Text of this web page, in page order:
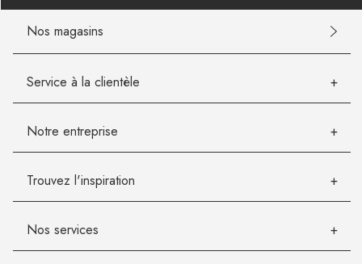
Nos magasins
Service à la clientèle
Notre entreprise
Trouvez l'inspiration
Nos services